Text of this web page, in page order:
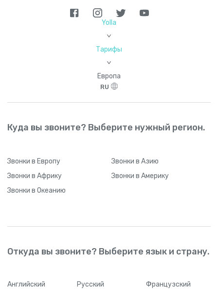
Yolla
>
Тарифы
>
Европа
RU
Куда вы звоните? Выберите нужный регион.
Звонки в Европу Звонки в Азию
Звонки в Африку Звонки в Америку
Звонки в Океанию
Откуда вы звоните? Выберите язык и страну.
Английский Русский Французский